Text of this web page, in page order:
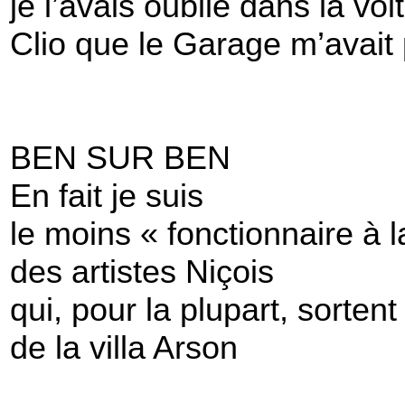
Clio que le Garage m’avait
BEN SUR BEN
En fait je suis
le moins « fonctionnaire à
des artistes Niçois
qui, pour la plupart, sortent
de la villa Arson